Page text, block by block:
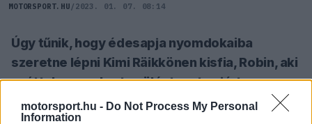
motorsport.hu - Do Not Process My Personal
Information
MOTORSPORT.HU / 2023. 01. 07. 08:14
Úgy tűnik, hogy édesapja nyomdokaiba
szeretne lépni Kimi Räikkönen kisfia, Robin, aki
ezúttal egy gokartos ülésteszten járt,
amelyről a büszke apuka is beszámolt.